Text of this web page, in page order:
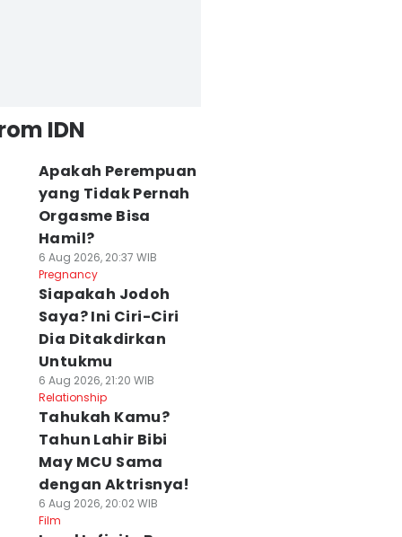
IDN
Apakah Perempuan
yang Tidak Pernah
Orgasme Bisa
Hamil?
6 Aug 2026, 20:37 WIB
Pregnancy
Siapakah Jodoh
Saya? Ini Ciri-Ciri
Dia Ditakdirkan
Untukmu
6 Aug 2026, 21:20 WIB
Relationship
Tahukah Kamu?
Tahun Lahir Bibi
May MCU Sama
dengan Aktrisnya!
6 Aug 2026, 20:02 WIB
Film